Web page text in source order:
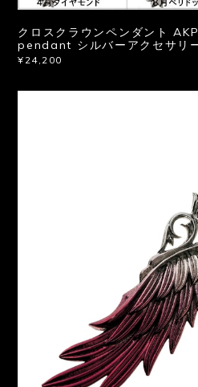
クロスクラウンペンダント
pendant シルバーアクセサ
¥24,200